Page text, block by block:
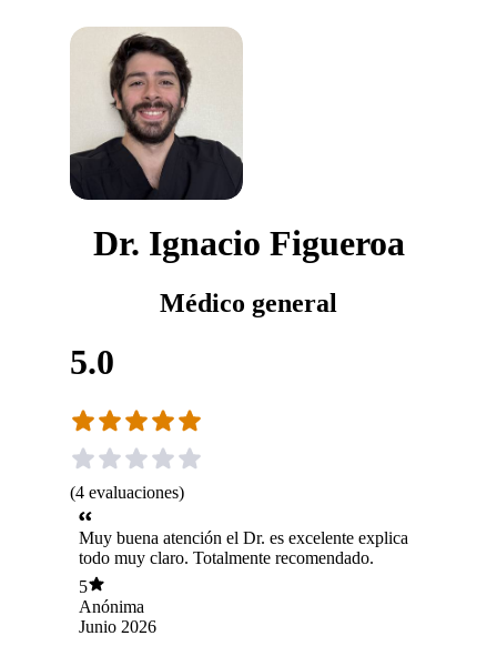
Dr. Ignacio Figueroa
Médico general
5.0
(4 evaluaciones)
Muy buena atención el Dr. es excelente explica
todo muy claro. Totalmente recomendado.
5
Anónima
Junio 2026